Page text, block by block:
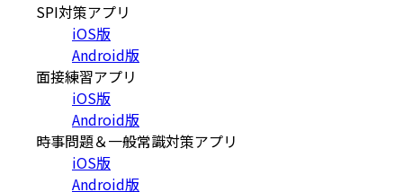
SPI対策アプリ
iOS版
Android版
面接練習アプリ
iOS版
Android版
時事問題＆一般常識対策アプリ
iOS版
Android版